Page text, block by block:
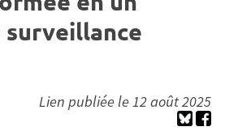
surveillance
Lien publiée le 12 août 2025